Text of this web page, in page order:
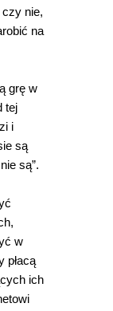
nie,
na
grę w
tej
i
są
są”.
w
płacą
ich